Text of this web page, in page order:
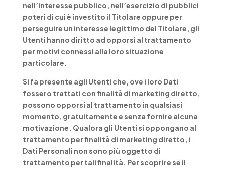
nell’interesse pubblico, nell’esercizio di pubblici
poteri di cui è investito il Titolare oppure per
perseguire un interesse legittimo del Titolare, gli
Utenti hanno diritto ad opporsi al trattamento
per motivi connessi alla loro situazione
particolare.
Si fa presente agli Utenti che, ove i loro Dati
fossero trattati con finalità di marketing diretto,
possono opporsi al trattamento in qualsiasi
momento, gratuitamente e senza fornire alcuna
motivazione. Qualora gli Utenti si oppongano al
trattamento per finalità di marketing diretto, i
Dati Personali non sono più oggetto di
trattamento per tali finalità. Per scoprire se il